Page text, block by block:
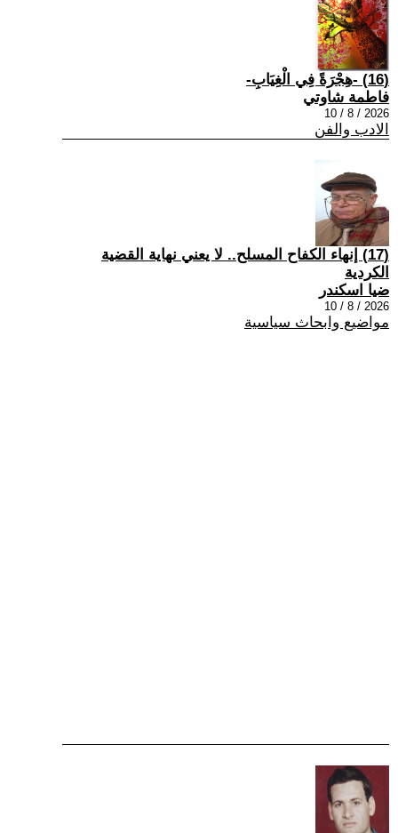
(16) -هِجْرَةً فِي الْغِيَابِ-
فاطمة شاوتي
2026 / 8 / 10
الادب والفن
(17) إنهاء الكفاح المسلح.. لا يعني نهاية القضية
الكردية
ضيا اسكندر
2026 / 8 / 10
مواضيع وابحاث سياسية